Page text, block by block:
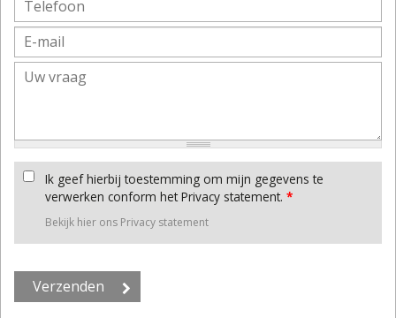
Ik geef hierbij toestemming om mijn gegevens te
verwerken conform het Privacy statement. *
Bekijk hier ons Privacy statement